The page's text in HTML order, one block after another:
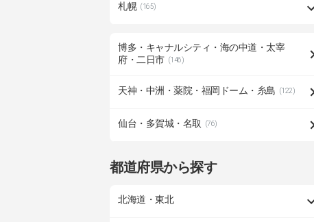
札幌 (165)
博多・キャナルシティ・海の中道・太宰
府・二日市 (146)
天神・中洲・薬院・福岡ドーム・糸島 (122)
仙台・多賀城・名取 (76)
都道府県から探す
北海道・東北